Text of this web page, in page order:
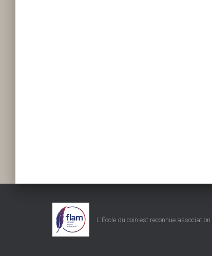
L'École du coin est reconnue association